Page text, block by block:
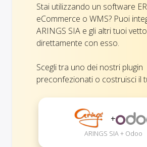
Stai utilizzando un software
eCommerce o WMS? Puoi
ARINGS SIA e gli altri tuoi
direttamente con esso.
Scegli tra uno dei nostri plugin
preconfezionati o costruisci il
+
ARINGS SIA + Odoo